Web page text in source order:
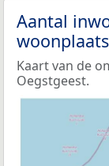
Aantal
Kaart van de
Oegstgeest.